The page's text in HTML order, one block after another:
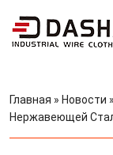
Главная » Новости »
Нержавеющей